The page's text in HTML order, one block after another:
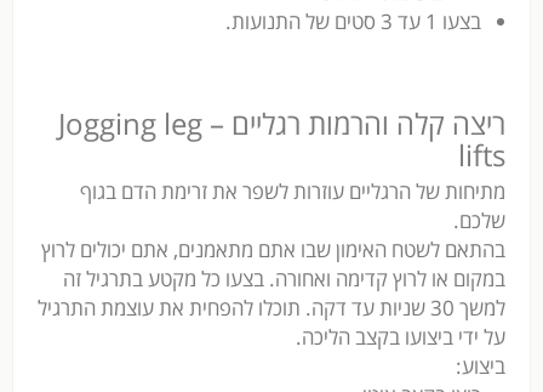
בצעו 1 עד 3 סטים של התנועות.
ריצה קלה והרמות רגליים – Jogging leg
lifts
מתיחות של הרגליים עוזרות לשפר את זרימת הדם בגוף
שלכם.
בהתאם לשטח האימון שבו אתם מתאמנים, אתם יכולים לרוץ
במקום או לרוץ קדימה ואחורה. בצעו כל מקטע בתרגיל זה
למשך 30 שניות עד דקה. תוכלו להפחית את עוצמת התרגיל
על ידי ביצועו בקצב הליכה.
ביצוע: